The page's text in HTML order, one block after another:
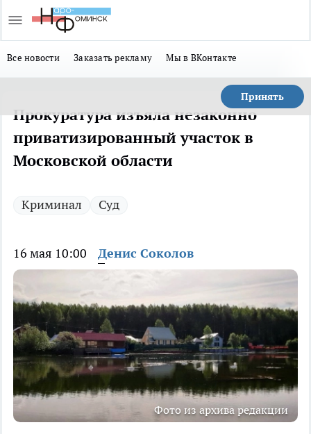
Все новости Заказать рекламу Мы в ВКонтакте
Принять
Прокуратура изъяла незаконно
приватизированный участок в
Московской области
Криминал Суд
16 мая 10:00 Денис Соколов
Фото из архива редакции